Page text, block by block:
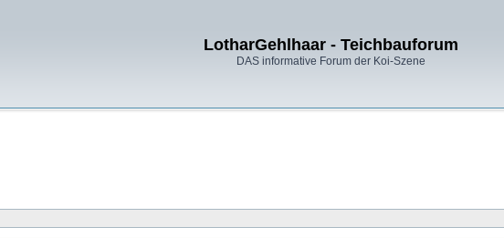
LotharGehlhaar - Teichbauforum
DAS informative Forum der Koi-Szene